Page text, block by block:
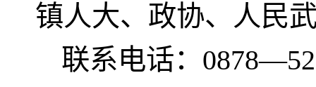
镇人大、政协、人民
联系电话：